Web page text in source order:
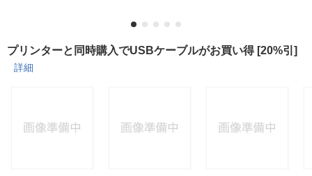
プリンターと同時購入でUSBケーブルがお買い得 [20%引]
詳細